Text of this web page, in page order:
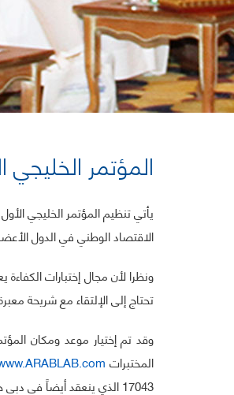
المؤتمر الخليجي
يأتي تنظيم المؤتمر الخليجي
الاقتصاد الوطني في الدول
ونظرا لأن مجال إختبارات
تحتاج إلى الإلتقاء مع شريحة
المختبرات
17043 الذي ينعقد أيضاً في دبي خلال الفترة 10-12 مارس 2013م.